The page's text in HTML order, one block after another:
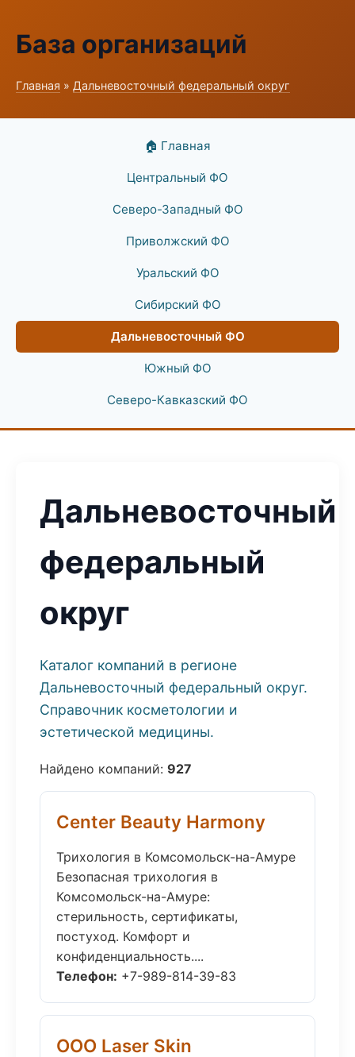
База организаций
Главная » Дальневосточный федеральный округ
🏠 Главная
Центральный ФО
Северо-Западный ФО
Приволжский ФО
Уральский ФО
Сибирский ФО
Дальневосточный ФО
Южный ФО
Северо-Кавказский ФО
Дальневосточный
федеральный
округ
Каталог компаний в регионе
Дальневосточный федеральный округ.
Справочник косметологии и
эстетической медицины.
Найдено компаний: 927
Center Beauty Harmony
Трихология в Комсомольск-на-Амуре
Безопасная трихология в
Комсомольск-на-Амуре:
стерильность, сертификаты,
постуход. Комфорт и
конфиденциальность....
Телефон: +7-989-814-39-83
ООО Laser Skin